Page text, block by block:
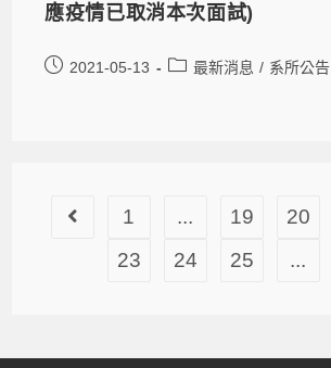
應疫情已取消本次面試)
2021-05-13 最新消息 / 系所公告
1 ... 19 20
23
24 25 ...